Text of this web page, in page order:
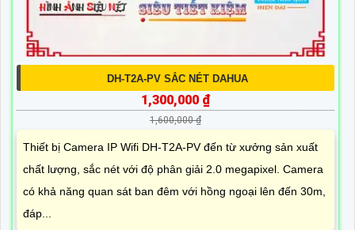
DH-T2A-PV SẮC NÉT DAHUA
1,300,000 ₫
1,600,000 ₫
Thiết bị Camera IP Wifi DH-T2A-PV đến từ xưởng sản xuất
chất lượng, sắc nét với độ phân giải 2.0 megapixel. Camera
có khả năng quan sát ban đêm với hồng ngoại lên đến 30m,
đáp...